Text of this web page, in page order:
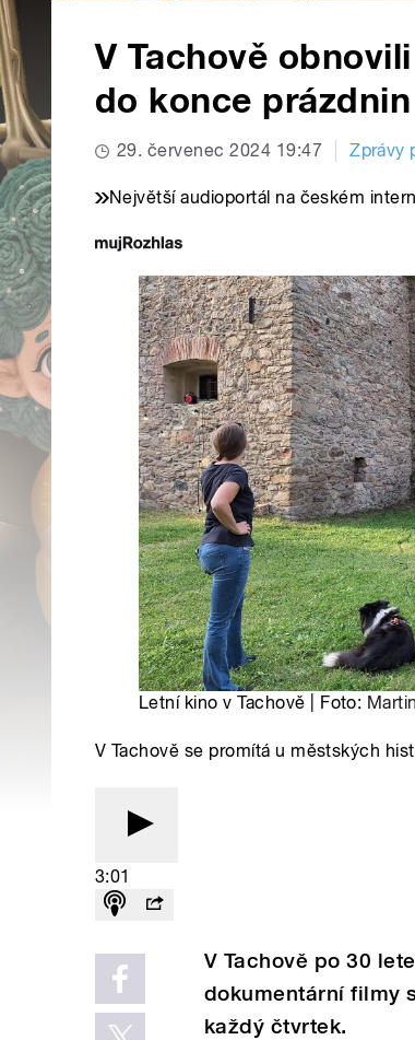
V Tachově
do konce prázdnin
29. červenec 2024 19:47 Zprávy
Největší audioportál na českém
Letní kino v Tachově | Foto:
V Tachově se promítá u městských
3:01
V Tachově po 30
dokumentární filmy
každý čtvrtek.